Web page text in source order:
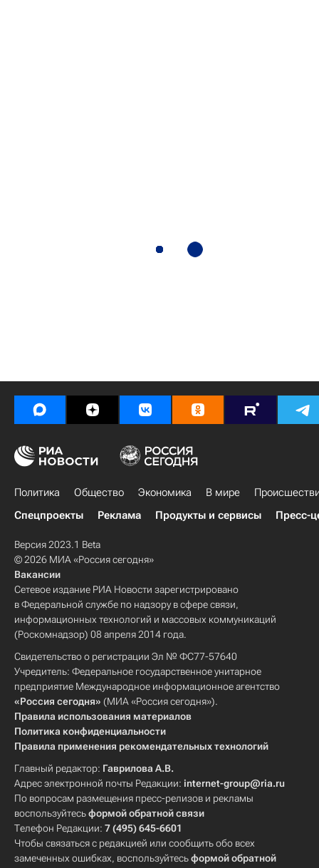
Политика Общество Экономика В мире
Спецпроекты
Реклама Продукты и сервисы Пресс-
Версия 2023.1 Beta
© 2026 МИА «Россия сегодня»
Вакансии
Сетевое издание РИА Новости зарегистрировано
в Федеральной службе по надзору в сфере связи,
информационных технологий и массовых коммуникаций
(Роскомнадзор) 08 апреля 2014 года.
Свидетельство о регистрации Эл № ФС77-57640
Учредитель: Федеральное государственное унитарное
предприятие Международное информационное агентство
«Россия сегодня» (МИА «Россия сегодня»).
Правила использования материалов
Политика конфиденциальности
Правила применения рекомендательных технологий
Главный редактор: Гаврилова А.В.
Адрес электронной почты Редакции: internet-group@ria.ru
По вопросам размещения пресс-релизов и рекламы
воспользуйтесьформой обратной связи
Телефон Редакции: 7 (495) 645-6601
Чтобы связаться с редакцией или сообщить обо всех
замеченных ошибках, воспользуйтесьформой обратной